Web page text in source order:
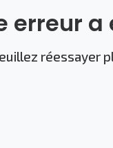
erreur a
réessayer